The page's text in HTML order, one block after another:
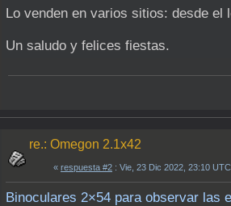
Lo venden en varios sitios: desde el
Un saludo y felices fiestas.
re.: Omegon 2.1x42
« respuesta #2 : Vie, 23 Dic 2022, 23:10
Binoculares 2×54 para observar las